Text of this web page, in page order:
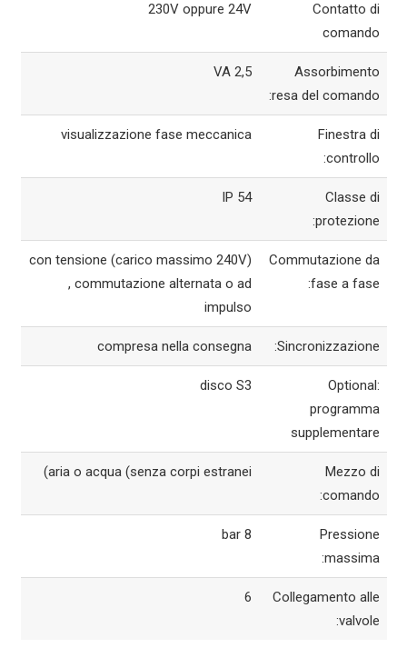
Contatto di
comando
230V oppure 24V
Assorbimento
resa del comando:
2,5 VA
Finestra di
controllo:
visualizzazione fase meccanica
Classe di
protezione:
IP 54
Commutazione da
fase a fase:
con tensione (carico massimo 240V)
, commutazione alternata o ad
impulso
Sincronizzazione:
compresa nella consegna
Optional:
programma
supplementare
disco S3
Mezzo di
comando:
aria o acqua (senza corpi estranei)
Pressione
massima:
8 bar
Collegamento alle
valvole:
6